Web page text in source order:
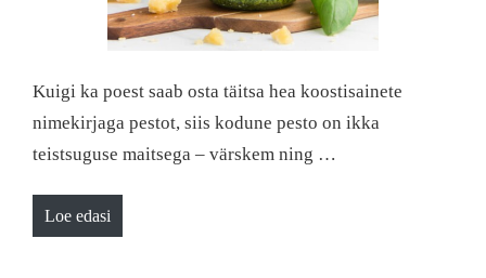
Kuigi ka poest saab osta täitsa hea koostisainete
nimekirjaga pestot, siis kodune pesto on ikka
teistsuguse maitsega – värskem ning …
Loe edasi